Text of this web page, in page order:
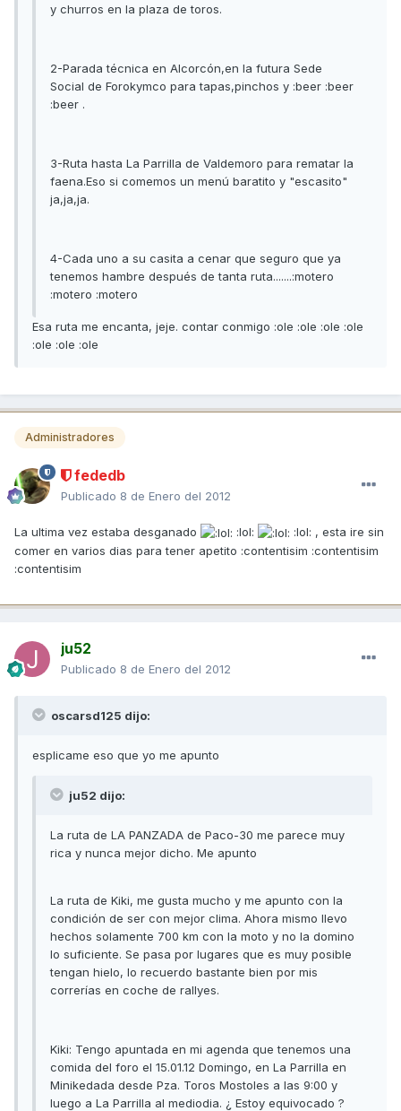
y churros en la plaza de toros.
2-Parada técnica en Alcorcón,en la futura Sede
Social de Forokymco para tapas,pinchos y :beer :beer
:beer .
3-Ruta hasta La Parrilla de Valdemoro para rematar la
faena.Eso si comemos un menú baratito y "escasito"
ja,ja,ja.
4-Cada uno a su casita a cenar que seguro que ya
tenemos hambre después de tanta ruta.......:motero
:motero :motero
Esa ruta me encanta, jeje. contar conmigo :ole :ole :ole :ole
:ole :ole :ole
Administradores
fededb
Publicado 8 de Enero del 2012
La ultima vez estaba desganado :lol:
:lol: , esta ire sin
comer en varios dias para tener apetito :contentisim :contentisim
:contentisim
ju52
Publicado 8 de Enero del 2012
oscarsd125 dijo:
esplicame eso que yo me apunto
ju52 dijo:
La ruta de LA PANZADA de Paco-30 me parece muy
rica y nunca mejor dicho. Me apunto
La ruta de Kiki, me gusta mucho y me apunto con la
condición de ser con mejor clima. Ahora mismo llevo
hechos solamente 700 km con la moto y no la domino
lo suficiente. Se pasa por lugares que es muy posible
tengan hielo, lo recuerdo bastante bien por mis
correrías en coche de rallyes.
Kiki: Tengo apuntada en mi agenda que tenemos una
comida del foro el 15.01.12 Domingo, en La Parrilla en
Minikedada desde Pza. Toros Mostoles a las 9:00 y
luego a La Parrilla al mediodia. ¿ Estoy equivocado ?